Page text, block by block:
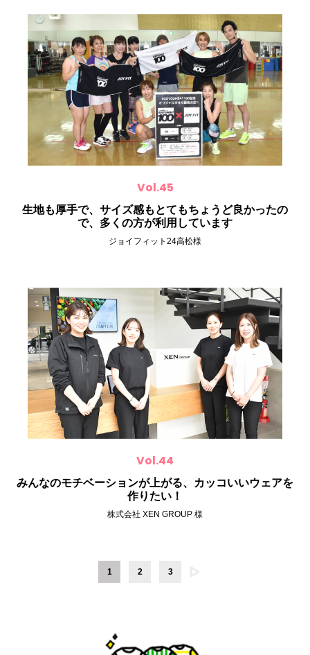
Vol.45
生地も厚手で、サイズ感もとてもちょうど良かったの
で、多くの方が利用しています
ジョイフィット24高松様
Vol.44
みんなのモチベーションが上がる、カッコいいウェアを
作りたい！
株式会社 XEN GROUP 様
1 2 3